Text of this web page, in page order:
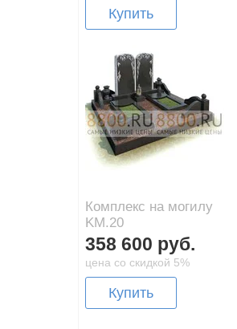
Купить
Комплекс на могилу
KM.20
358 600 руб.
цена со скидкой 5%
Купить